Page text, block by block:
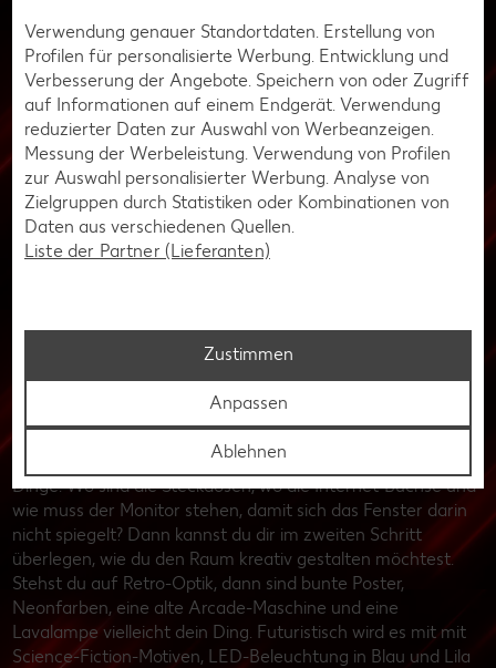
refurbished oder über ein Kleinanzeigenportal. Auch
Rabattaktionen wie du sie beispielsweise am Black Friday
findest, können eine gute Alternative darstellen. Vielleicht
reicht dir anfangs auch ein Bildschirm völlig aus. Sitzen
kannst du zunächst auf einem bereits vorhandenen Stuhl.
So kannst du nach und nach dein Zimmer einrichten und
dafür in genau die Teile investieren, die dir gefallen.
Gaming-Zimmer
Ein gut durchdachtes Gaming-Zimmer sollte sowohl
funktional als auch ästhetisch ansprechend sein. Bedenke
bei der Planung aber zunächst vor allem die praktischen
Dinge: Wo sind die Steckdosen, wo die Internet-Buchse und
wie muss der Monitor stehen, damit sich das Fenster darin
nicht spiegelt? Dann kannst du dir im zweiten Schritt
überlegen, wie du den Raum kreativ gestalten möchtest.
Stehst du auf Retro-Optik, dann sind bunte Poster,
Neonfarben, eine alte Arcade-Maschine und eine
Lavalampe vielleicht dein Ding. Futuristisch wird es mit mit
Science-Fiction-Motiven, LED-Beleuchtung in Blau und Lila
Verwendung genauer Standortdaten. Erstellung von
Profilen für personalisierte Werbung. Entwicklung und
Verbesserung der Angebote. Speichern von oder Zugriff
auf Informationen auf einem Endgerät. Verwendung
reduzierter Daten zur Auswahl von Werbeanzeigen.
Messung der Werbeleistung. Verwendung von Profilen
zur Auswahl personalisierter Werbung. Analyse von
Zielgruppen durch Statistiken oder Kombinationen von
Daten aus verschiedenen Quellen.
Liste der Partner (Lieferanten)
Zustimmen
Anpassen
Ablehnen